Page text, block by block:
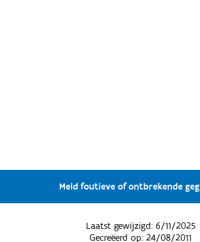
Meld foutieve of ontbrekende
Laatst gewijzigd: 6/11/2025
Gecreëerd op:24/08/2011